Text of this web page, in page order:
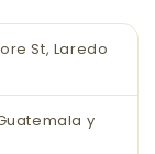
St, Laredo
y